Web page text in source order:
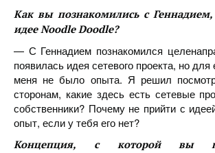
Как вы познакомились с
идее Noodle Doodle?
— С Геннадием познакомился
появилась идея сетевого проекта, но для
меня не было опыта. Я решил
сторонам, какие здесь есть сетевые
собственники? Почему не прийти с
опыт, если у тебя его нет?
Концепция, с которой вы